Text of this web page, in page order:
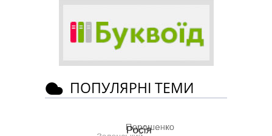
ПОПУЛЯРНІ ТЕМИ